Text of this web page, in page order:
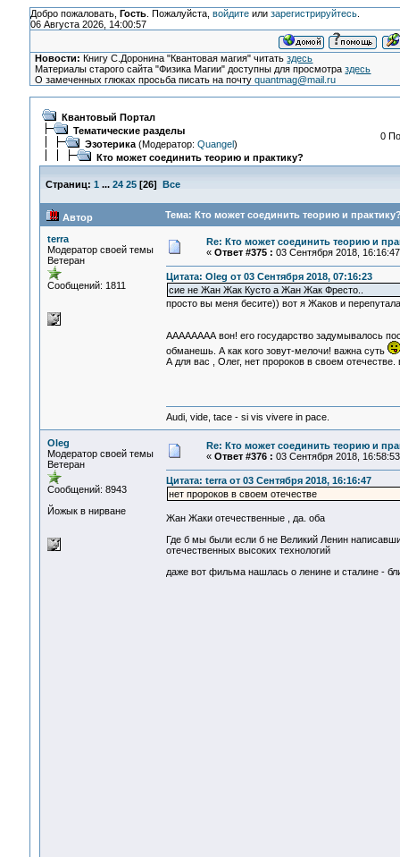
Добро пожаловать, Гость. Пожалуйста, войдитеили зарегистрируйтесь.
06 Августа 2026, 14:00:57
Новости: Книгу С.Доронина "Квантовая магия" читатьздесь
Материалы старого сайта "Физика Магии" доступны для просмотраздесь
О замеченных глюках просьба писать на почтуquantmag@mail.ru
Квантовый Портал
Тематические разделы
Эзотерика(Модератор: Quangel)
Кто может соединить теорию и практику?
0
Страниц: 1 ... 24 25[26] Все
Автор Тема: Кто может соединить теорию и
terra
Модератор своей темы
Ветеран
Сообщений: 1811
Re: Кто может соединить теорию и
« Ответ #375 : 03 Сентября 2018,
Цитата: Oleg от 03 Сентября 2018, 07:16:23
сие не Жан Жак Кусто а Жан Жак Фресто..
просто вы меня бесите)) вот я Жаков и
АААААААА вон! его государство задумывалось
обманешь. А как кого зовут-мелочи! важна суть
А для вас , Олег, нет пророков в своем
Audi, vide, tace - si vis vivere in pace.
Oleg
Модератор своей темы
Ветеран
Сообщений: 8943
Йожык в нирване
Re: Кто может соединить теорию и
« Ответ #376 : 03 Сентября 2018,
Цитата: terra от 03 Сентября 2018, 16:16:47
нет пророков в своем отечестве
Жан Жаки отечественные , да. оба
Где б мы были если б не Великий Ленин
отечественных высоких технологий
даже вот фильма нашлась о ленине и сталине -